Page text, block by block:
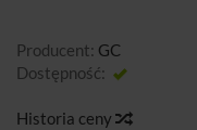
Producent: GC
Dostępność:
Historia ceny